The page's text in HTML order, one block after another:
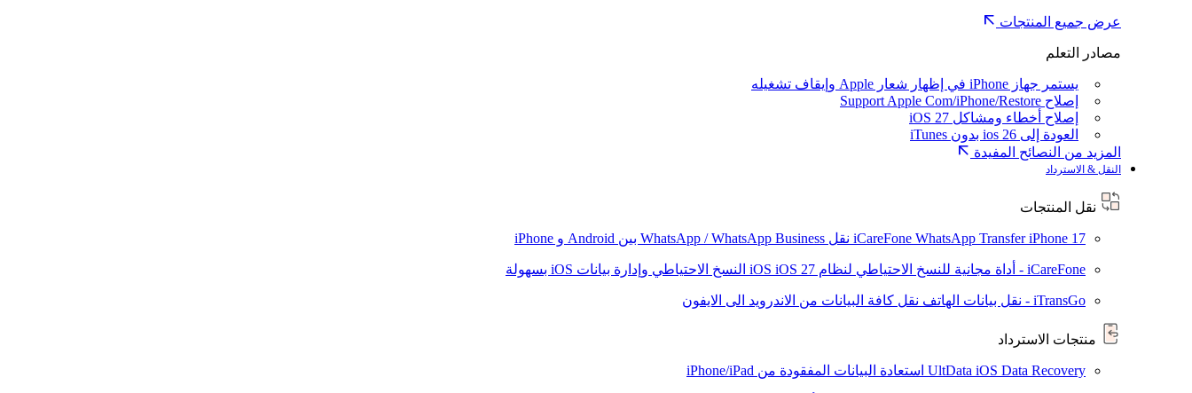
عرض جميع المنتجات
مصادر التعلم
يستمر جهاز iPhone في إظهار شعار Apple وإيقاف تشغيله
إصلاح Support Apple Com/iPhone/Restore
إصلاح أخطاء ومشاكل iOS 27
العودة إلى ios 26 بدون iTunes
المزيد من النصائح المفيدة
النقل & الاسترداد
نقل المنتجات
iCareFone WhatsApp TransferiPhone 17 نقل WhatsApp / WhatsApp Business بين Android و iPhone
iCareFone - أداة مجانية للنسخ الاحتياطي لنظام iOS iOS 27 النسخ الاحتياطي وإدارة بيانات iOS بسهولة
iTransGo - نقل بيانات الهاتف نقل كافة البيانات من الاندرويد الى الايفون
منتجات الاسترداد
UltData iOS Data Recovery استعادة البيانات المفقودة من iPhone/iPad